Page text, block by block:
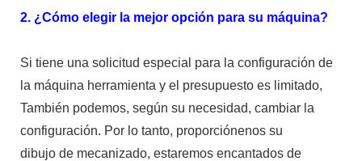
2. ¿Cómo elegir la mejor opción para su máquina?
Si tiene una solicitud especial para la configuración de
la máquina herramienta y el presupuesto es limitado,
También podemos, según su necesidad, cambiar la
configuración. Por lo tanto, proporciónenos su
dibujo de mecanizado, estaremos encantados de